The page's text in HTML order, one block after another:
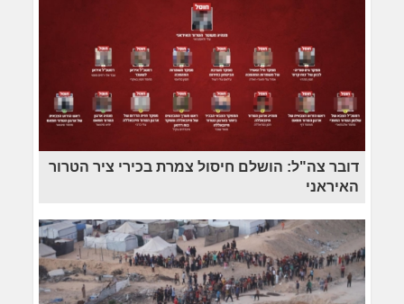
דובר צה"ל: הושלם חיסול צמרת בכירי ציר הטרור
האיראני